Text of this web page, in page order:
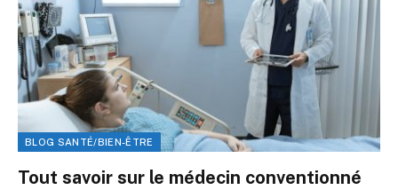
BLOG SANTÉ/BIEN-ÊTRE
Tout savoir sur le médecin conventionné